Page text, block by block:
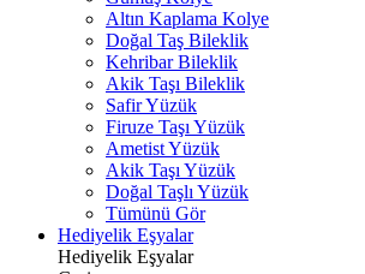
Altın Kaplama Kolye
Doğal Taş Bileklik
Kehribar Bileklik
Akik Taşı Bileklik
Safir Yüzük
Firuze Taşı Yüzük
Ametist Yüzük
Akik Taşı Yüzük
Doğal Taşlı Yüzük
Tümünü Gör
Hediyelik Eşyalar
Hediyelik Eşyalar